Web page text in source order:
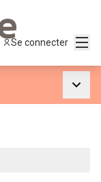
Se connecter